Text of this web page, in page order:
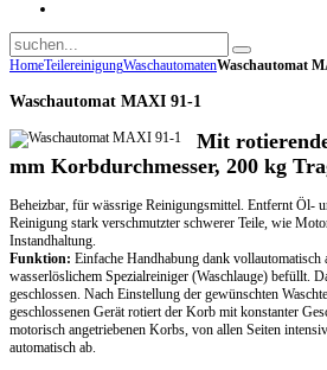
HomeTeilereinigungWaschautomatenWaschautomat
Waschautomat MAXI 91-1
Mit
mm Korbdurchmesser, 200 kg
Beheizbar, für wässrige Reinigungsmittel. Entfernt Öl-
Reinigung stark verschmutzter schwerer Teile, wie
Instandhaltung.
Funktion: Einfache Handhabung dank
wasserlöslichem Spezialreiniger (Waschlauge) befüllt.
geschlossen. Nach Einstellung der gewünschten
geschlossenen Gerät rotiert der Korb mit konstanter
motorisch angetriebenen Korbs, von allen Seiten
automatisch ab.